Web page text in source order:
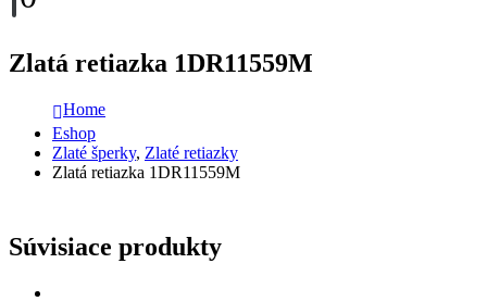
Zlatá retiazka 1DR11559M
Home
Eshop
Zlaté šperky, Zlaté retiazky
Zlatá retiazka 1DR11559M
Súvisiace produkty